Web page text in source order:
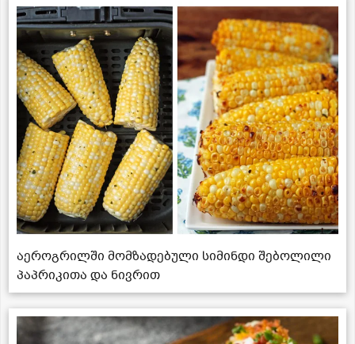
აეროგრილში მომზადებული სიმინდი შებოლილი
პაპრიკითა და ნივრით